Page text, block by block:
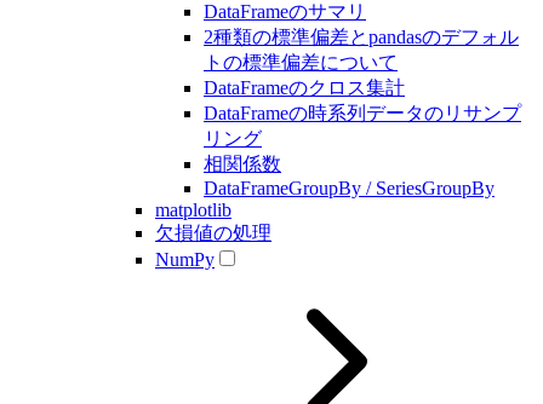
DataFrameのサマリ
2種類の標準偏差とpandasのデフォル
トの標準偏差について
DataFrameのクロス集計
DataFrameの時系列データのリサンプ
リング
相関係数
DataFrameGroupBy / SeriesGroupBy
matplotlib
欠損値の処理
NumPy